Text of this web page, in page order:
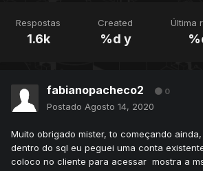
Respostas
1.6k
Created
%d y
Última
fabianopacheco2 0
Postado Agosto 14, 2020
Muito obrigado mister, to começando
dentro do sql eu peguei uma conta
coloco no cliente para acessar mostra a